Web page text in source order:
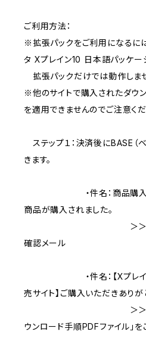
ご利用方法：
※拡張パックをご利用になるに
タ Xプレイン10 日本語パッケー
拡張パックだけでは動作しま
※他のサイトで購入されたダウ
を適用できませんのでご注意くだ
ステップ１：決済後にBASE（
きます。
・件名：商品購入通知
商品が購入されました。
＞＞＞商品が
確認メール
・件名：【Xプレイン
売サイト】ご購入いただきありが
＞＞＞「注文ID
ウンロード手順PDFファイル」を